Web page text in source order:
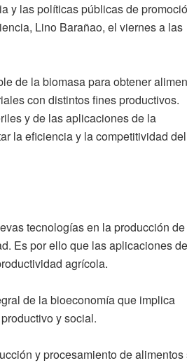
y las políticas públicas de
Lino Barañao, el viernes a las
de la biomasa para obtener
con distintos fines productivos.
y de las aplicaciones de la
la eficiencia y la competitividad del
tecnologías en la producción de
Es por ello que las aplicaciones
agrícola.
de la bioeconomía que implica
y social.
y procesamiento de alimentos